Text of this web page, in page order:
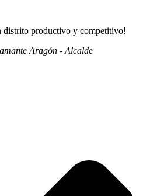
distrito productivo y competitivo!
Aragón - Alcalde